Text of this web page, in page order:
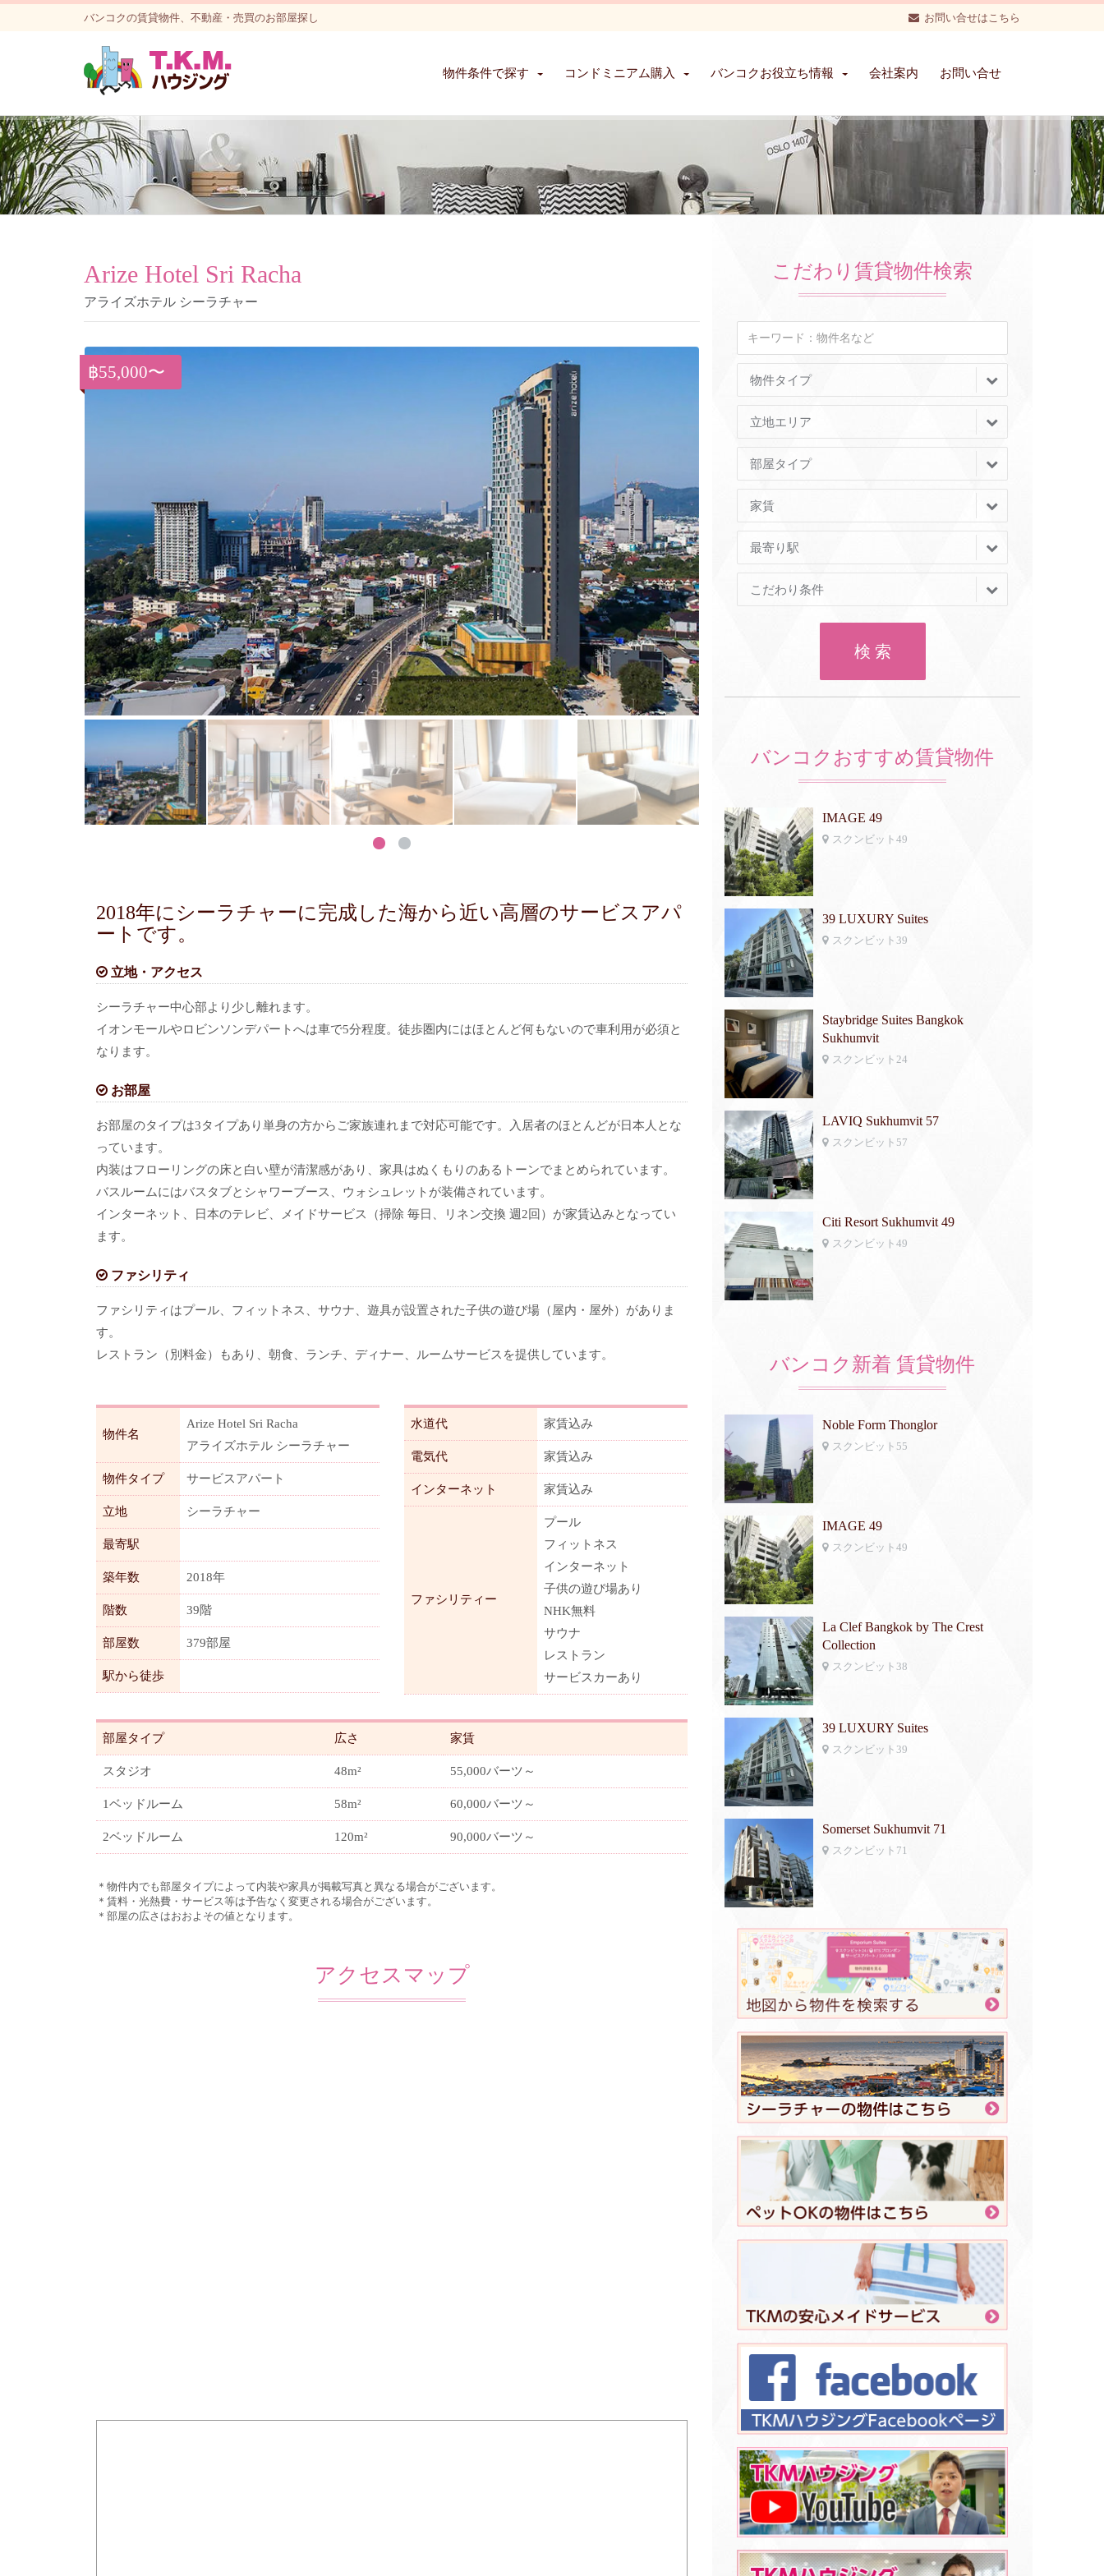
バンコクの賃貸物件、不動産・売買のお部屋探し お問い合せはこちら
物件条件で探す コンドミニアム購入 バンコクお役立ち情報 会社案内 お問い合せ
Arize Hotel Sri Racha
アライズホテル シーラチャー
฿55,000〜
2018年にシーラチャーに完成した海から近い高層のサービスアパ
ートです。
立地・アクセス
シーラチャー中心部より少し離れます。
イオンモールやロビンソンデパートへは車で5分程度。徒歩圏内にはほとんど何もないので車利用が必須と
なります。
お部屋
お部屋のタイプは3タイプあり単身の方からご家族連れまで対応可能です。入居者のほとんどが日本人とな
っています。
内装はフローリングの床と白い壁が清潔感があり、家具はぬくもりのあるトーンでまとめられています。
バスルームにはバスタブとシャワーブース、ウォシュレットが装備されています。
インターネット、日本のテレビ、メイドサービス（掃除 毎日、リネン交換 週2回）が家賃込みとなってい
ます。
ファシリティ
ファシリティはプール、フィットネス、サウナ、遊具が設置された子供の遊び場（屋内・屋外）がありま
す。
レストラン（別料金）もあり、朝食、ランチ、ディナー、ルームサービスを提供しています。
物件名
Arize Hotel Sri Racha
アライズホテル シーラチャー
物件タイプ サービスアパート
立地 シーラチャー
最寄駅
築年数 2018年
階数 39階
部屋数 379部屋
駅から徒歩
水道代 家賃込み
電気代 家賃込み
インターネット 家賃込み
ファシリティー
プール
フィットネス
インターネット
子供の遊び場あり
NHK無料
サウナ
レストラン
サービスカーあり
部屋タイプ 広さ 家賃
スタジオ 48m² 55,000バーツ～
1ベッドルーム 58m² 60,000バーツ～
2ベッドルーム 120m² 90,000バーツ～
＊物件内でも部屋タイプによって内装や家具が掲載写真と異なる場合がございます。
＊賃料・光熱費・サービス等は予告なく変更される場合がございます。
＊部屋の広さはおおよその値となります。
アクセスマップ
こだわり賃貸物件検索
物件タイプ
立地エリア
部屋タイプ
家賃
最寄り駅
こだわり条件
検 索
バンコクおすすめ賃貸物件
IMAGE 49
スクンビット49
39 LUXURY Suites
スクンビット39
Staybridge Suites Bangkok
Sukhumvit
スクンビット24
LAVIQ Sukhumvit 57
スクンビット57
Citi Resort Sukhumvit 49
スクンビット49
バンコク新着 賃貸物件
Noble Form Thonglor
スクンビット55
IMAGE 49
スクンビット49
La Clef Bangkok by The Crest
Collection
スクンビット38
39 LUXURY Suites
スクンビット39
Somerset Sukhumvit 71
スクンビット71